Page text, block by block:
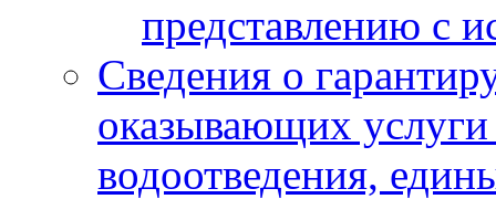
представлению с
Сведения о
оказывающих
водоотведения,